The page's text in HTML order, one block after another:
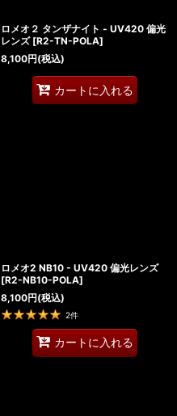
ロメオ２ タンザナイト - UV420 偏光
レンズ [R2-TN-POLA]
8,100円(税込)
カートに入れる
ロメオ2 NB10 - UV420 偏光レンズ
[R2-NB10-POLA]
8,100円(税込)
2件
カートに入れる